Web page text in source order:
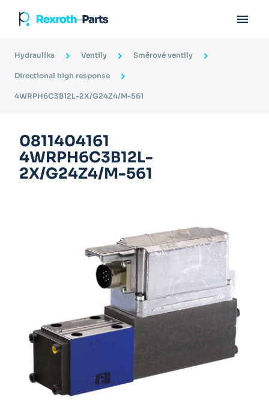

Hydraulika Ventily Směrové ventily
Directional high response
4WRPH6C3B12L-2X/G24Z4/M-561
0811404161
4WRPH6C3B12L-
2X/G24Z4/M-561